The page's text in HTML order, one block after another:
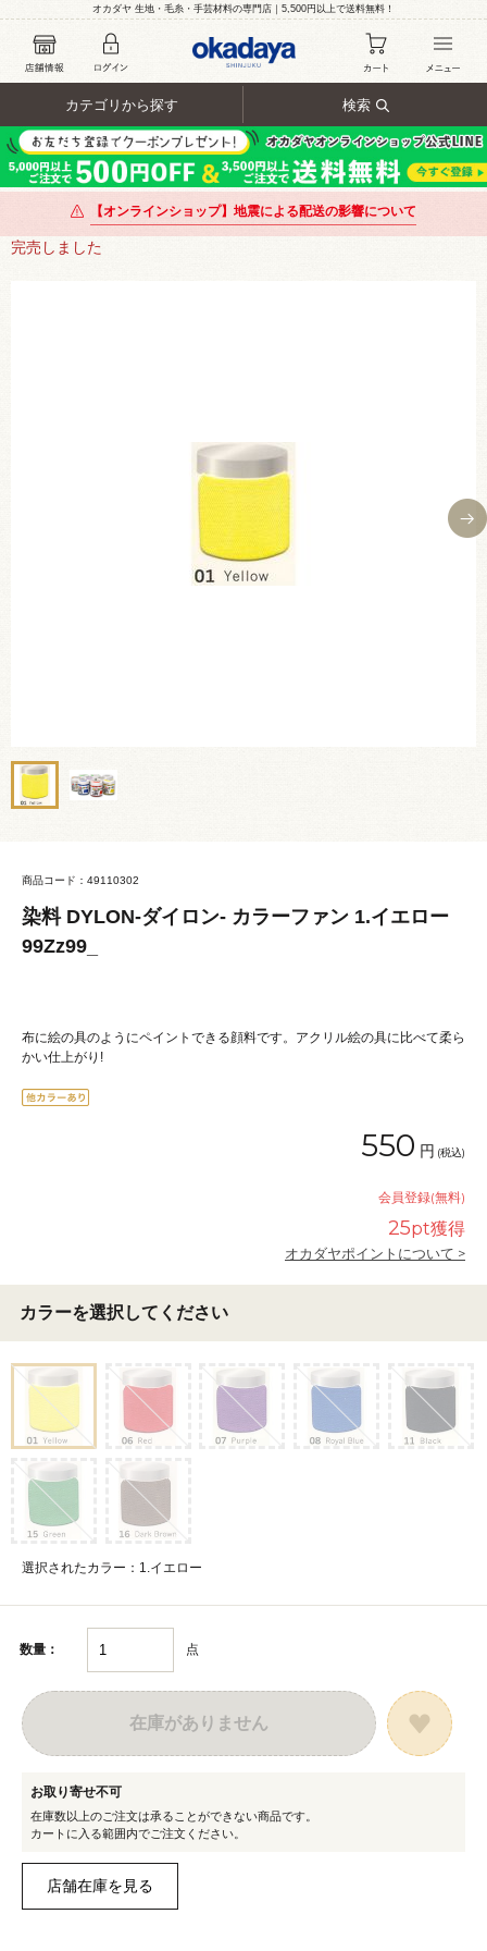
オカダヤ 生地・毛糸・手芸材料の専門店｜5,500円以上で送料無料！
カテゴリから探す 検索
【オンラインショップ】地震による配送の影響について
完売しました
商品コード：49110302
染料 DYLON-ダイロン- カラーファン 1.イエロー
99Zz99_
布に絵の具のようにペイントできる顔料です。アクリル絵の具に比べて柔ら
かい仕上がり!
550 円 (税込)
会員登録(無料)
25pt獲得
オカダヤポイントについて >
カラーを選択してください
選択されたカラー：1.イエロー
数量： 点
在庫がありません
お取り寄せ不可
在庫数以上のご注文は承ることができない商品です。
カートに入る範囲内でご注文ください。